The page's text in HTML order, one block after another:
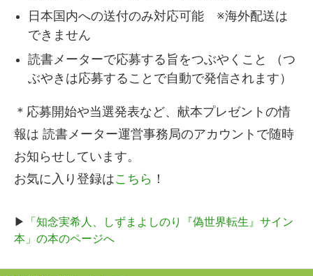
日本国内への送付のみ対応可能 ※海外配送は
できません
読書メーターで応募する旨をつぶやくこと （つ
ぶやきは応募することで自動で発信されます）
＊応募開始や当選発表など、献本プレゼントの情
報は 読書メーター運営事務局のアカウントで随時
お知らせしています。
お気に入り登録はこちら ！
▶
「知念実希人、しずまよしのり『偽世界転生』サイン
本」の本のページへ